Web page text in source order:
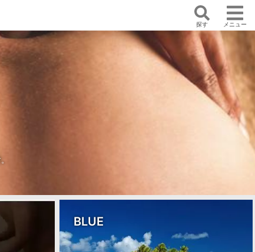
探す メニュー
自律神経をととのえる本格オイ
ルトリートメントvortex